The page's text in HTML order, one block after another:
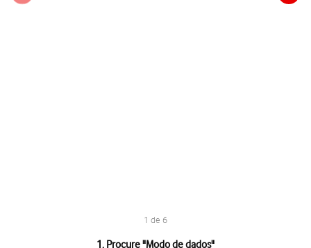
1 de 6
1. Procure "Modo de dados"